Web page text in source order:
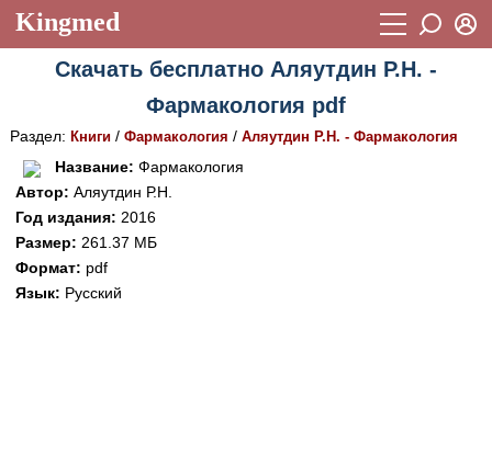
Kingmed
Учебный материал
899
Фотогалерея (1906)
Истории болезней
Лекции и презентации
Аккредитационные тесты
Пароль
Восстановить пароль
Регистрация
Скачать бесплатно Аляутдин Р.Н. -
Фармакология pdf
Раздел: Книги/ Фармакология / Аляутдин Р.Н. - Фармакология
Название: Фармакология
Автор: Аляутдин Р.Н.
Год издания: 2016
Размер: 261.37 МБ
Формат: pdf
Язык: Русский